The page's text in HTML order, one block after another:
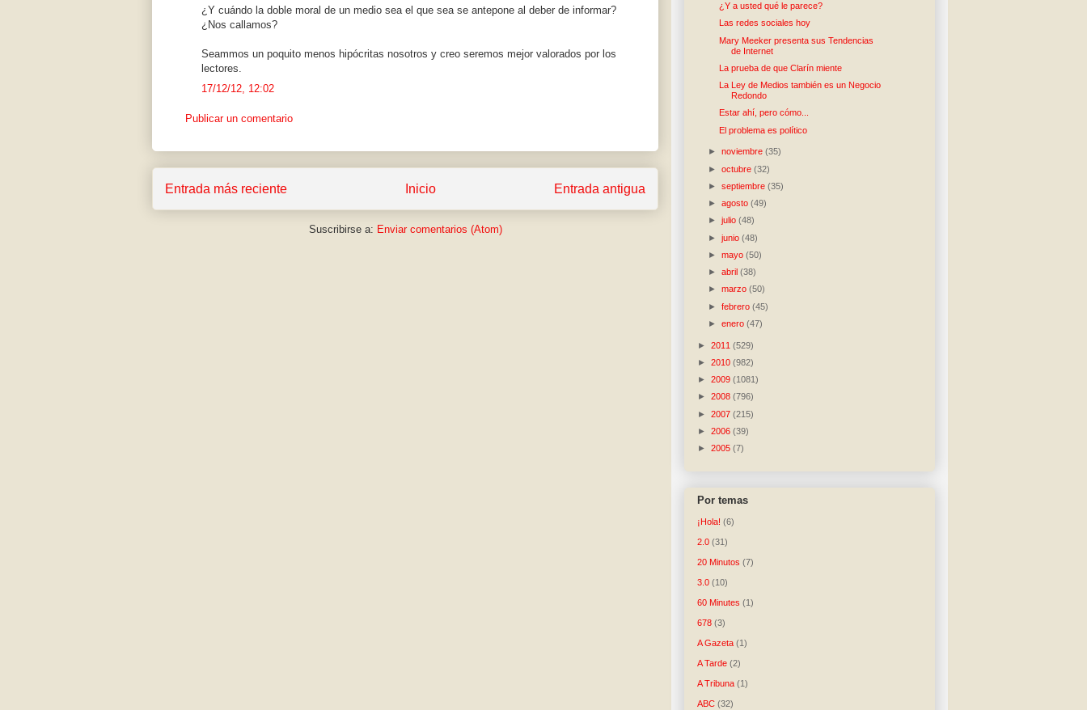
¿Y cuándo la doble moral de un medio sea el que sea se antepone al deber de informar?
¿Nos callamos?
Seammos un poquito menos hipócritas nosotros y creo seremos mejor valorados por los
lectores.
17/12/12, 12:02
Publicar un comentario
Entrada más reciente Entrada antigua
Inicio
Suscribirse a: Enviar comentarios (Atom)
¿Y a usted qué le parece?
Las redes sociales hoy
Mary Meeker presenta sus Tendencias
de Internet
La prueba de que Clarín miente
La Ley de Medios también es un Negocio
Redondo
Estar ahí, pero cómo...
El problema es político
►noviembre(35)
►octubre(32)
►septiembre(35)
►agosto(49)
►julio(48)
►junio(48)
►mayo(50)
►abril(38)
►marzo(50)
►febrero(45)
►enero(47)
► 2011 (529)
► 2010 (982)
► 2009 (1081)
► 2008 (796)
► 2007 (215)
► 2006 (39)
► 2005 (7)
Por temas
¡Hola! (6)
2.0 (31)
20 Minutos (7)
3.0 (10)
60 Minutes (1)
678 (3)
A Gazeta (1)
A Tarde (2)
A Tribuna (1)
ABC (32)